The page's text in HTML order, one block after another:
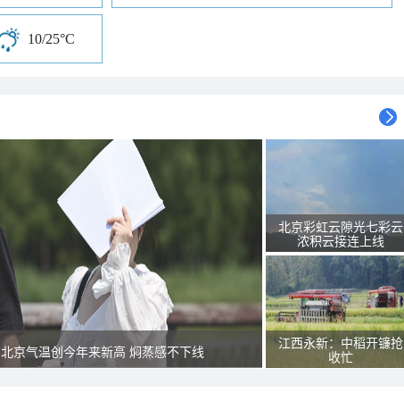
10/25°C
北京气温创今年来新高 焖蒸感不下线
北京彩虹云隙光七彩云
浓积云接连上线
江西永新：中稻开镰抢
收忙